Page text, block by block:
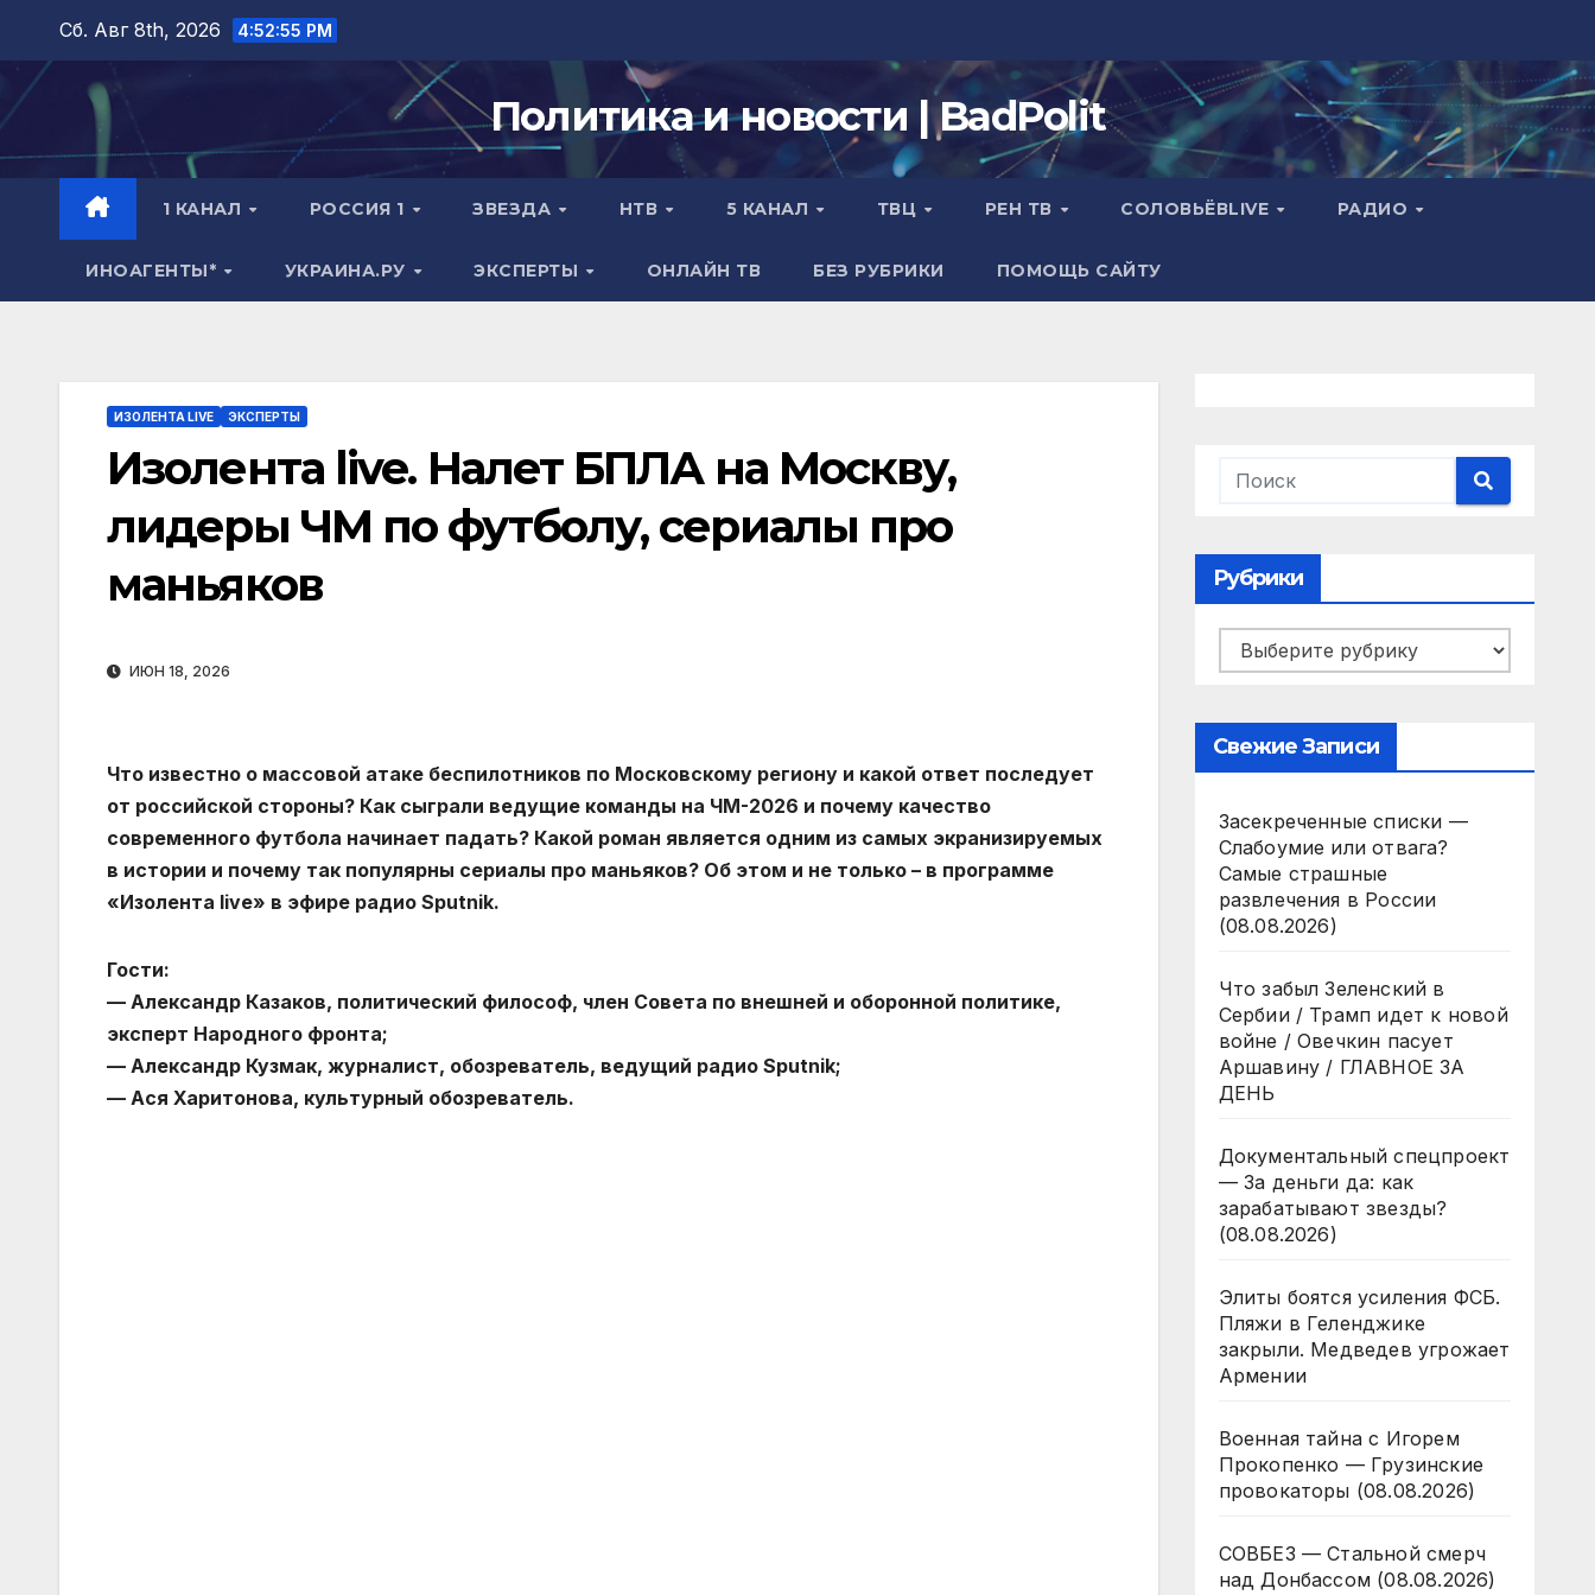
Перейти
содержимому
Сб. Авг 8th, 2026 4:52:56 PM
Политика и новости | BadPolit
1 КАНАЛ РОССИЯ 1 ЗВЕЗДА НТВ 5 КАНАЛ ТВЦ РЕН ТВ СОЛОВЬЁВLIVE РАДИО
ИНОАГЕНТЫ* УКРАИНА.РУ ЭКСПЕРТЫ ОНЛАЙН ТВ БЕЗ РУБРИКИ ПОМОЩЬ САЙТУ
ИЗОЛЕНТА LIVE ЭКСПЕРТЫ
Изолента live. Налет БПЛА на Москву,
лидеры ЧМ по футболу, сериалы про
маньяков
ИЮН 18, 2026
Что известно о массовой атаке беспилотников по Московскому региону и какой ответ последует
от российской стороны? Как сыграли ведущие команды на ЧМ-2026 и почему качество
современного футбола начинает падать? Какой роман является одним из самых экранизируемых
в истории и почему так популярны сериалы про маньяков? Об этом и не только – в программе
«Изолента live» в эфире радио Sputnik.
Гости:
— Александр Казаков, политический философ, член Совета по внешней и оборонной политике,
эксперт Народного фронта;
— Александр Кузмак, журналист, обозреватель, ведущий радио Sputnik;
— Ася Харитонова, культурный обозреватель.
Рубрики
Рубрики
Свежие Записи
Засекреченные списки —
Слабоумие или отвага?
Самые страшные
развлечения в России
(08.08.2026)
Что забыл Зеленский в
Сербии / Трамп идет к новой
войне / Овечкин пасует
Аршавину / ГЛАВНОЕ ЗА
ДЕНЬ
Документальный спецпроект
— За деньги да: как
зарабатывают звезды?
(08.08.2026)
Элиты боятся усиления ФСБ.
Пляжи в Геленджике
закрыли. Медведев угрожает
Армении
Военная тайна с Игорем
Прокопенко — Грузинские
провокаторы (08.08.2026)
СОВБЕЗ — Стальной смерч
над Донбассом (08.08.2026)